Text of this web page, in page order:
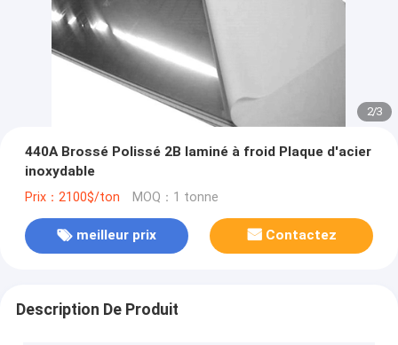
2/3
440A Brossé Polissé 2B laminé à froid Plaque d'acier
inoxydable
Prix：2100$/ton MOQ：1 tonne
meilleur prix Contactez
Description De Produit